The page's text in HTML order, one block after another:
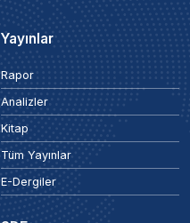
Yayınlar
Rapor
Analizler
Kitap
Tüm Yayınlar
E-Dergiler